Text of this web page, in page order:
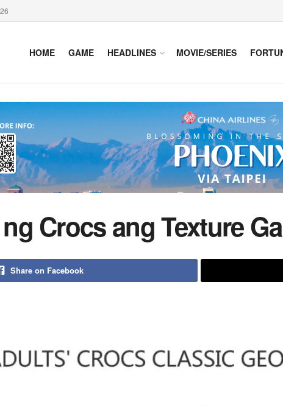
HOME GAME HEADLINES MOVIE/SERIES
Crocs ang Texture
Share on Facebook